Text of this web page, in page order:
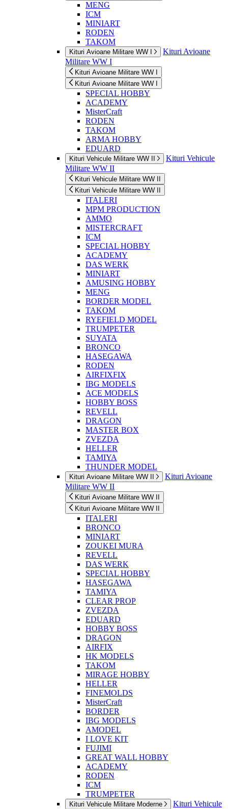
MENG
ICM
MINIART
RODEN
TAKOM
Kituri Avioane Militare WW I
Kituri Avioane
Militare WW I
Kituri Avioane Militare WW I
Kituri Avioane Militare WW I
SPECIAL HOBBY
ACADEMY
MisterCraft
RODEN
TAKOM
ARMA HOBBY
EDUARD
Kituri Vehicule Militare WW II
Kituri Vehicule
Militare WW II
Kituri Vehicule Militare WW II
Kituri Vehicule Militare WW II
ITALERI
MPM PRODUCTION
AMMO
MISTERCRAFT
ICM
SPECIAL HOBBY
ACADEMY
DAS WERK
MINIART
AMUSING HOBBY
MENG
BORDER MODEL
TAKOM
RYEFIELD MODEL
TRUMPETER
SUYATA
BRONCO
HASEGAWA
RODEN
AIRFIXFIX
IBG MODELS
ACE MODELS
HOBBY BOSS
REVELL
DRAGON
MASTER BOX
ZVEZDA
HELLER
TAMIYA
THUNDER MODEL
Kituri Avioane Militare WW II
Kituri Avioane
Militare WW II
Kituri Avioane Militare WW II
Kituri Avioane Militare WW II
ITALERI
BRONCO
MINIART
ZOUKEI MURA
REVELL
DAS WERK
SPECIAL HOBBY
HASEGAWA
TAMIYA
CLEAR PROP
ZVEZDA
EDUARD
HOBBY BOSS
DRAGON
AIRFIX
HK MODELS
TAKOM
MIRAGE HOBBY
HELLER
FINEMOLDS
MisterCraft
BORDER
IBG MODELS
AMODEL
I LOVE KIT
FUJIMI
GREAT WALL HOBBY
ACADEMY
RODEN
ICM
TRUMPETER
Kituri Vehicule Militare Moderne
Kituri Vehicule